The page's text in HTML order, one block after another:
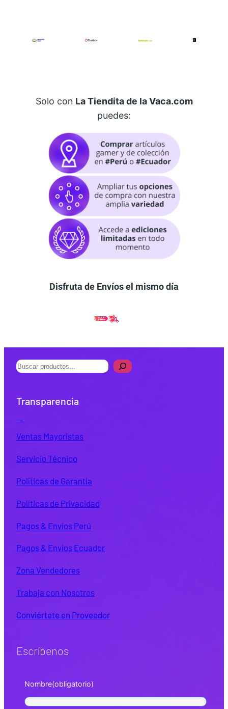
Solo con La Tiendita de la Vaca.com
puedes:
Disfruta de Envíos el mismo día
B
c
a
r
Transparencia
Ventas Mayoristas
Servicio Técnico
Políticas de Garantía
Políticas de Privacidad
Pagos & Envíos Perú
Pagos & Envíos Ecuador
Zona Vendedores
Trabaja con Nosotros
Conviértete en Proveedor
Escríbenos
Nombre(obligatorio)